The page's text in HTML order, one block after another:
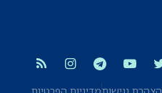
הצהרת נגישותמדיניות הפרטיות